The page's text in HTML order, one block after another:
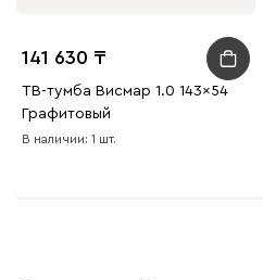
141 630
ТВ-тумба Висмар 1.0 143x54
Графитовый
В наличии: 1 шт.